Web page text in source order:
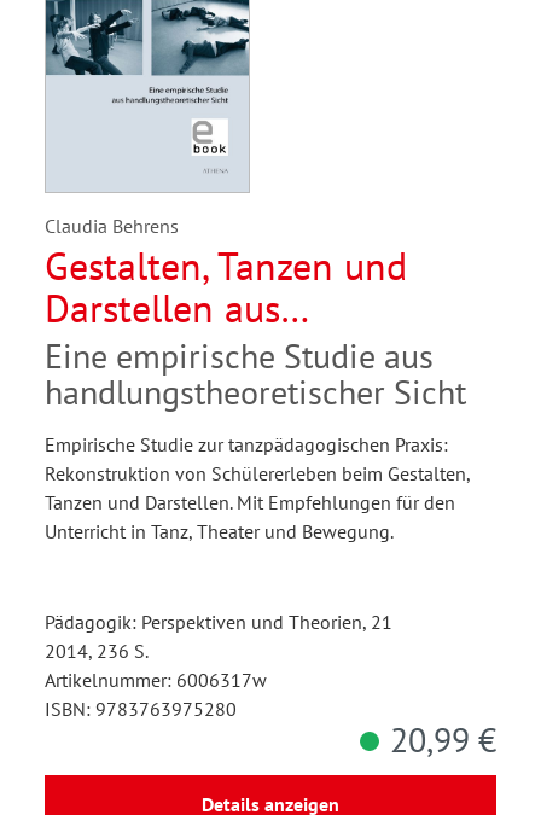
Claudia Behrens
Gestalten, Tanzen und
Darstellen aus
Schülerperspektive
Eine empirische Studie aus
handlungstheoretischer Sicht
Empirische Studie zur tanzpädagogischen Praxis:
Rekonstruktion von Schülererleben beim Gestalten,
Tanzen und Darstellen. Mit Empfehlungen für den
Unterricht in Tanz, Theater und Bewegung.
Pädagogik: Perspektiven und Theorien, 21
2014, 236 S.
Artikelnummer: 6006317w
ISBN: 9783763975280
20,99 €
Details anzeigen